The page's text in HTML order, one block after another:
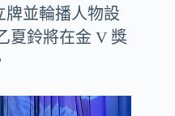
牌並輪播人物設
夏鈴將在金 V 獎